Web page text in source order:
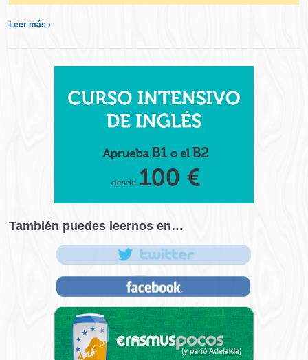
Leer más ›
También puedes leernos en…